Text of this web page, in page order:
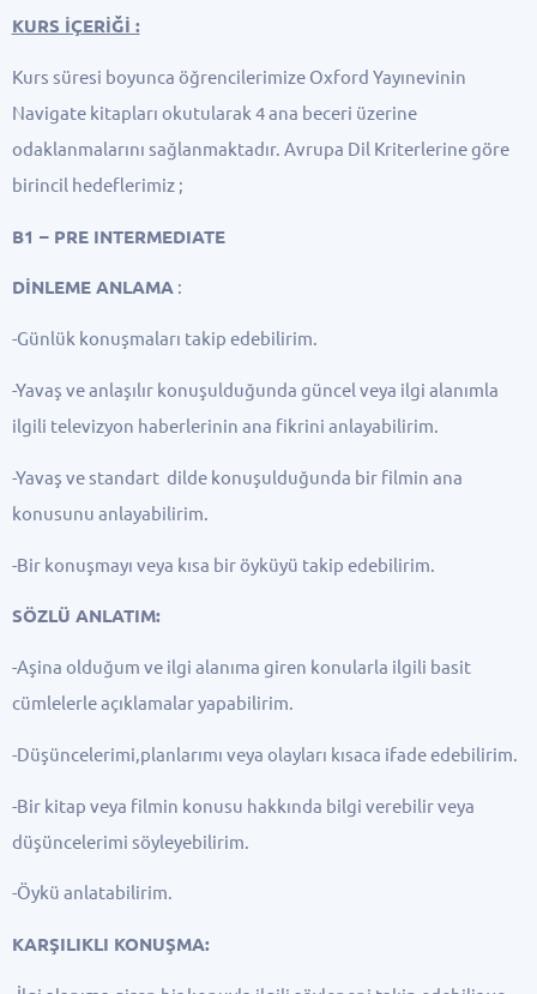
KURS İÇERİĞİ :
Kurs süresi boyunca öğrencilerimize Oxford Yayınevinin
Navigate kitapları okutularak 4 ana beceri üzerine
odaklanmalarını sağlanmaktadır. Avrupa Dil Kriterlerine göre
birincil hedeflerimiz ;
B1 – PRE INTERMEDIATE
DİNLEME ANLAMA :
-Günlük konuşmaları takip edebilirim.
-Yavaş ve anlaşılır konuşulduğunda güncel veya ilgi alanımla
ilgili televizyon haberlerinin ana fikrini anlayabilirim.
-Yavaş ve standart dilde konuşulduğunda bir filmin ana
konusunu anlayabilirim.
-Bir konuşmayı veya kısa bir öyküyü takip edebilirim.
SÖZLÜ ANLATIM:
-Aşina olduğum ve ilgi alanıma giren konularla ilgili basit
cümlelerle açıklamalar yapabilirim.
-Düşüncelerimi,planlarımı veya olayları kısaca ifade edebilirim.
-Bir kitap veya filmin konusu hakkında bilgi verebilir veya
düşüncelerimi söyleyebilirim.
-Öykü anlatabilirim.
KARŞILIKLI KONUŞMA: